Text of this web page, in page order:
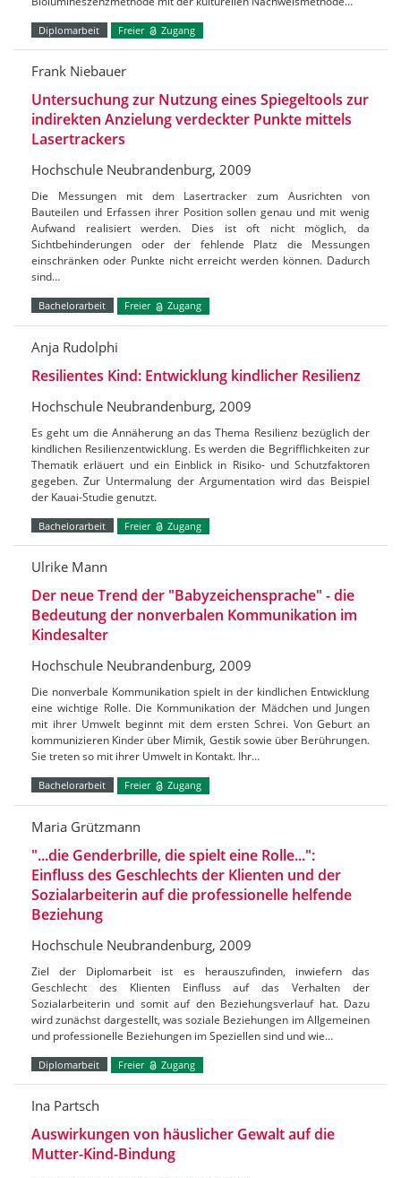
Diplomarbeit Freier Zugang
Frank Niebauer
Untersuchung zur Nutzung eines Spiegeltools zur
indirekten Anzielung verdeckter Punkte mittels
Lasertrackers
Hochschule Neubrandenburg, 2009
Die Messungen mit dem Lasertracker zum Ausrichten von
Bauteilen und Erfassen ihrer Position sollen genau und mit wenig
Aufwand realisiert werden. Dies ist oft nicht möglich, da
Sichtbehinderungen oder der fehlende Platz die Messungen
einschränken oder Punkte nicht erreicht werden können. Dadurch
sind…
Bachelorarbeit Freier Zugang
Anja Rudolphi
Resilientes Kind: Entwicklung kindlicher Resilienz
Hochschule Neubrandenburg, 2009
Es geht um die Annäherung an das Thema Resilienz bezüglich der
kindlichen Resilienzentwicklung. Es werden die Begrifflichkeiten zur
Thematik erläuert und ein Einblick in Risiko- und Schutzfaktoren
gegeben. Zur Untermalung der Argumentation wird das Beispiel
der Kauai-Studie genutzt.
Bachelorarbeit Freier Zugang
Ulrike Mann
Der neue Trend der "Babyzeichensprache" - die
Bedeutung der nonverbalen Kommunikation im
Kindesalter
Hochschule Neubrandenburg, 2009
Die nonverbale Kommunikation spielt in der kindlichen Entwicklung
eine wichtige Rolle. Die Kommunikation der Mädchen und Jungen
mit ihrer Umwelt beginnt mit dem ersten Schrei. Von Geburt an
kommunizieren Kinder über Mimik, Gestik sowie über Berührungen.
Sie treten so mit ihrer Umwelt in Kontakt. Ihr…
Bachelorarbeit Freier Zugang
Maria Grützmann
"...die Genderbrille, die spielt eine Rolle...":
Einfluss des Geschlechts der Klienten und der
Sozialarbeiterin auf die professionelle helfende
Beziehung
Hochschule Neubrandenburg, 2009
Ziel der Diplomarbeit ist es herauszufinden, inwiefern das
Geschlecht des Klienten Einfluss auf das Verhalten der
Sozialarbeiterin und somit auf den Beziehungsverlauf hat. Dazu
wird zunächst dargestellt, was soziale Beziehungen im Allgemeinen
und professionelle Beziehungen im Speziellen sind und wie…
Diplomarbeit Freier Zugang
Ina Partsch
Auswirkungen von häuslicher Gewalt auf die
Mutter-Kind-Bindung